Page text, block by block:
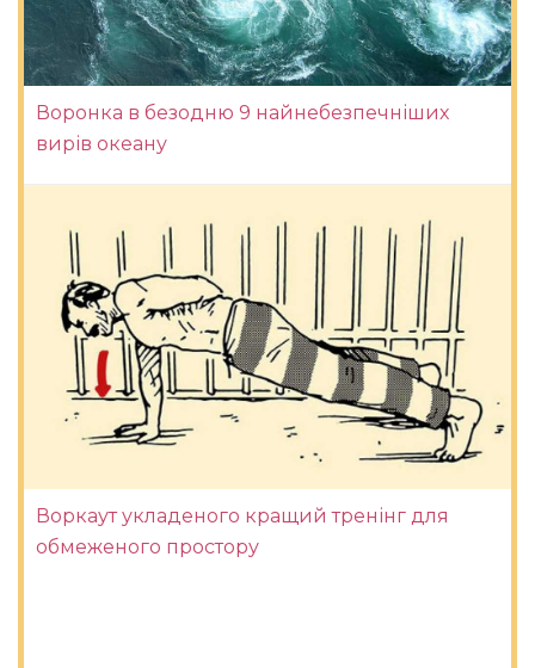
Воронка в безодню 9 найнебезпечніших
вирів океану
Воркаут укладеного кращий тренінг для
обмеженого простору